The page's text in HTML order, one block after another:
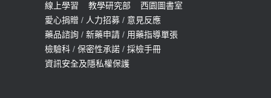
線上學習
教學研究部
西園圖書室
愛心捐贈 / 人力招募 / 意見反應
藥品諮詢 / 新藥申請 / 用藥指導單張
檢驗科 / 保密性承諾 / 採檢手冊
資訊安全及隱私權保護